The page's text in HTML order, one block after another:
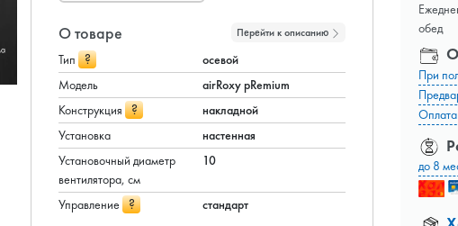
О товаре Перейти к описанию
Тип ?
осевой
Модель
airRoxy pRemium
Конструкция ?
накладной
Установка
настенная
Установочный диаметр
вентилятора, см
10
Управление ? стандарт
обед
При
до 8